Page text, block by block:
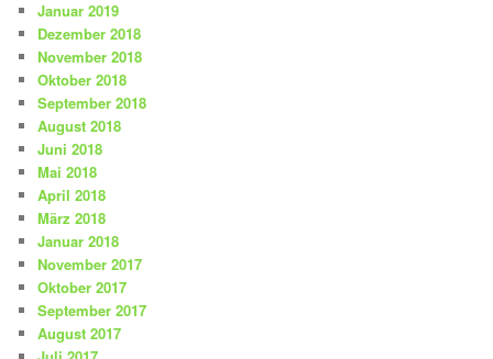
Januar 2019
Dezember 2018
November 2018
Oktober 2018
September 2018
August 2018
Juni 2018
Mai 2018
April 2018
März 2018
Januar 2018
November 2017
Oktober 2017
September 2017
August 2017